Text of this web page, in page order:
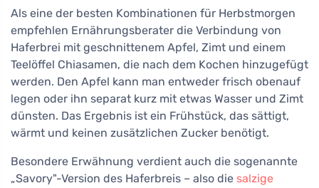
Als eine der besten Kombinationen für Herbstmorgen
empfehlen Ernährungsberater die Verbindung von
Haferbrei mit geschnittenem Apfel, Zimt und einem
Teelöffel Chiasamen, die nach dem Kochen hinzugefügt
werden. Den Apfel kann man entweder frisch obenauf
legen oder ihn separat kurz mit etwas Wasser und Zimt
dünsten. Das Ergebnis ist ein Frühstück, das sättigt,
wärmt und keinen zusätzlichen Zucker benötigt.
Besondere Erwähnung verdient auch die sogenannte
„Savory"-Version des Haferbreis – also die salzige